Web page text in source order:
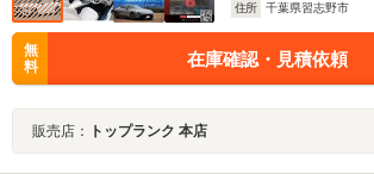
住所
千葉県習志野市
無
料
在庫確認・見積依頼
販売店： トップランク 本店